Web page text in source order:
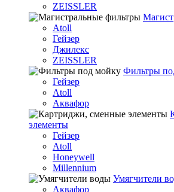
ZEISSLER
Atoll
Гейзер
Джилекс
ZEISSLER
Фильтры
Гейзер
Atoll
Аквафор
элементы
Гейзер
Atoll
Honeywell
Millennium
Умягчители
Аквафор